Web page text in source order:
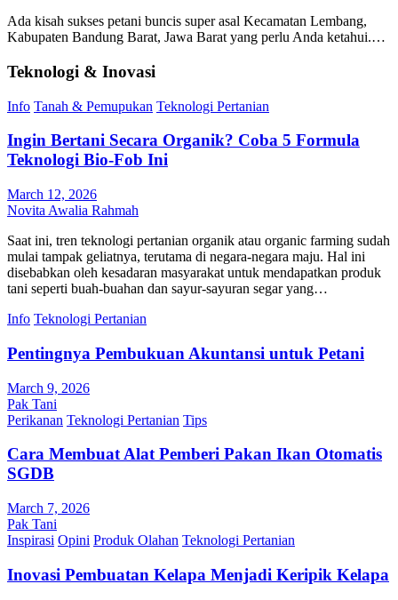
Ada kisah sukses petani buncis super asal Kecamatan Lembang,
Kabupaten Bandung Barat, Jawa Barat yang perlu Anda ketahui.…
Teknologi & Inovasi
Info Tanah & Pemupukan Teknologi Pertanian
Ingin Bertani Secara Organik? Coba 5 Formula
Teknologi Bio-Fob Ini
March 12, 2026
Novita Awalia Rahmah
Saat ini, tren teknologi pertanian organik atau organic farming sudah
mulai tampak geliatnya, terutama di negara-negara maju. Hal ini
disebabkan oleh kesadaran masyarakat untuk mendapatkan produk
tani seperti buah-buahan dan sayur-sayuran segar yang…
Info Teknologi Pertanian
Pentingnya Pembukuan Akuntansi untuk Petani
March 9, 2026
Pak Tani
Perikanan Teknologi Pertanian Tips
Cara Membuat Alat Pemberi Pakan Ikan Otomatis
SGDB
March 7, 2026
Pak Tani
Inspirasi Opini Produk Olahan Teknologi Pertanian
Inovasi Pembuatan Kelapa Menjadi Keripik Kelapa